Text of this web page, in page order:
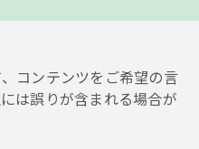
コンテンツをご希望の言
は誤りが含まれる場合が